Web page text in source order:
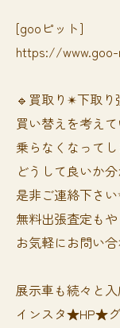
[gooピット]
https://
🔹買取り✴︎下取り
買い替えを考え
乗らなくなって
どうして良いか分
是非ご連絡下さい
無料出張査定も
お気軽にお問い
展示車も続々と
インスタ★HP★